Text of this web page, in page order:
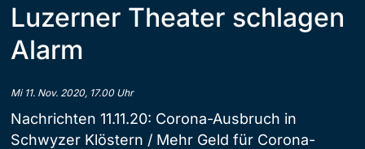
Luzerner Theater schlagen
Alarm
Mi 11. Nov. 2020, 17.00 Uhr
Nachrichten 11.11.20: Corona-Ausbruch in
Schwyzer Klöstern / Mehr Geld für Corona-